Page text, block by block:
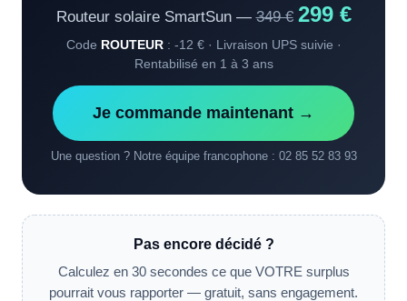
Routeur solaire SmartSun —349 € 299 €
Code ROUTEUR: -12 € · Livraison UPS suivie ·
Rentabilisé en 1 à 3 ans
Je commande maintenant →
Une question ? Notre équipe francophone : 02 85 52 83 93
Pas encore décidé ?
Calculez en 30 secondes ce que VOTRE surplus
pourrait vous rapporter — gratuit, sans engagement.